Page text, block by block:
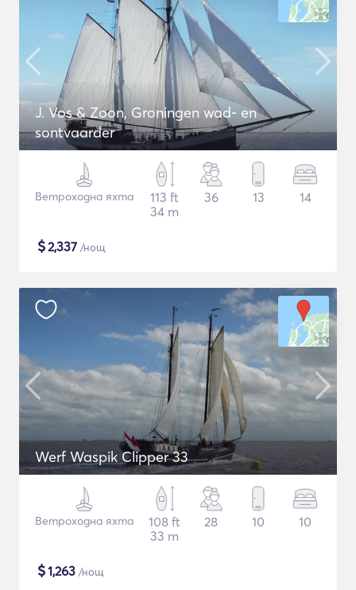
J. Vos & Zoon, Groningen wad- en
sontvaarder
Ветроходна яхта
113 ft
34 m
36 13 14
$2,337 /нощ
Werf Waspik Clipper 33
Ветроходна яхта
108 ft
33 m
28 10 10
$1,263 /нощ